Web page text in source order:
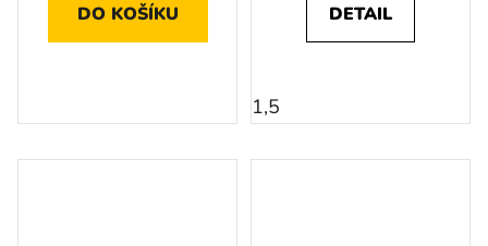
DO KOŠÍKU DETAIL
1,5